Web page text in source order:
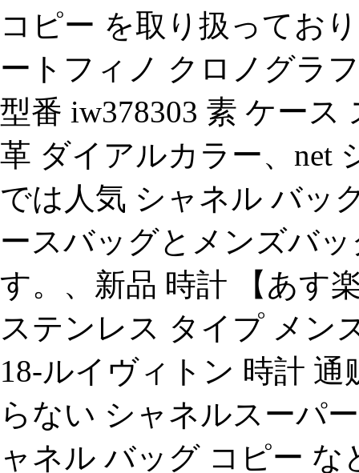
コピー を取り扱ってお
ートフィノ クロノグラ
型番 iw378303 素 ケー
革 ダイアルカラー、net
では人気 シャネル バッ
ースバッグとメンズバ
す。、新品 時計 【あす
ステンレス タイプ メン
18-ルイヴィトン 時計
らない シャネルスーパ
ャネル バッグ コピー